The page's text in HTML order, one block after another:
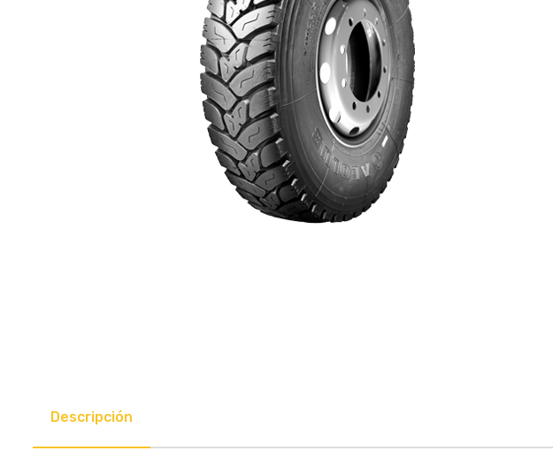
Descripción